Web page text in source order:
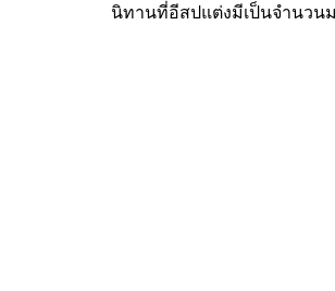
นิทานที่อีสปแต่งมีเป็นจำนวน